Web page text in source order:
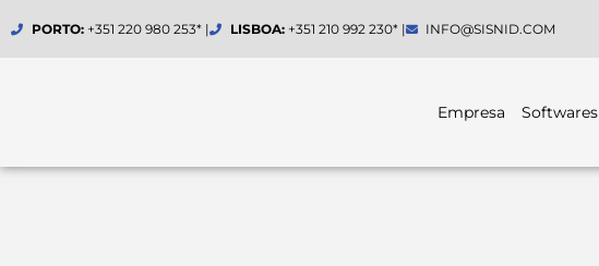
to
PORTO:+351 220 980 253* | LISBOA:+351 210 992 230* | INFO@SISNID.COM
Empresa Softwares